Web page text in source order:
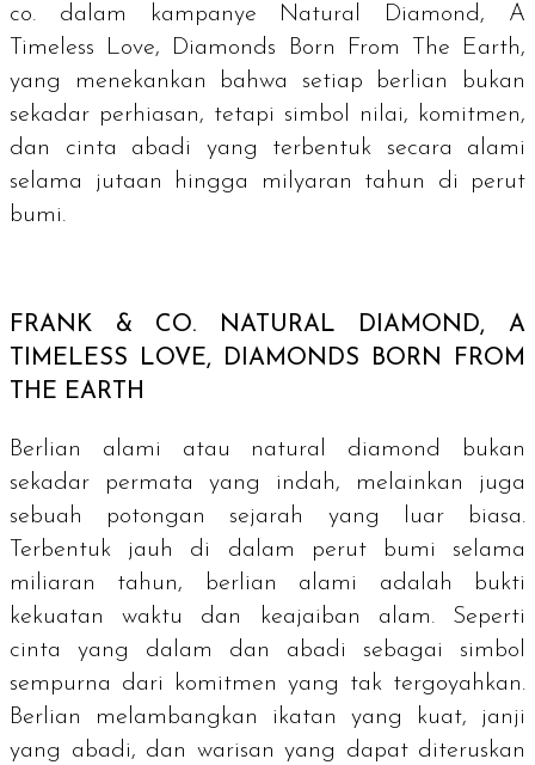
co. dalam kampanye Natural Diamond, A
Timeless Love, Diamonds Born From The Earth,
yang menekankan bahwa setiap berlian bukan
sekadar perhiasan, tetapi simbol nilai, komitmen,
dan cinta abadi yang terbentuk secara alami
selama jutaan hingga milyaran tahun di perut
bumi.
FRANK & CO. NATURAL DIAMOND, A
TIMELESS LOVE, DIAMONDS BORN FROM
THE EARTH
Berlian alami atau natural diamond
bukan
sekadar permata yang indah, melainkan juga
sebuah potongan sejarah yang luar biasa.
Terbentuk jauh di dalam perut bumi selama
miliaran tahun, berlian alami adalah bukti
kekuatan waktu dan keajaiban alam. Seperti
cinta yang dalam dan abadi sebagai simbol
sempurna dari komitmen yang tak tergoyahkan.
Berlian melambangkan ikatan yang kuat, janji
yang abadi, dan warisan yang dapat diteruskan